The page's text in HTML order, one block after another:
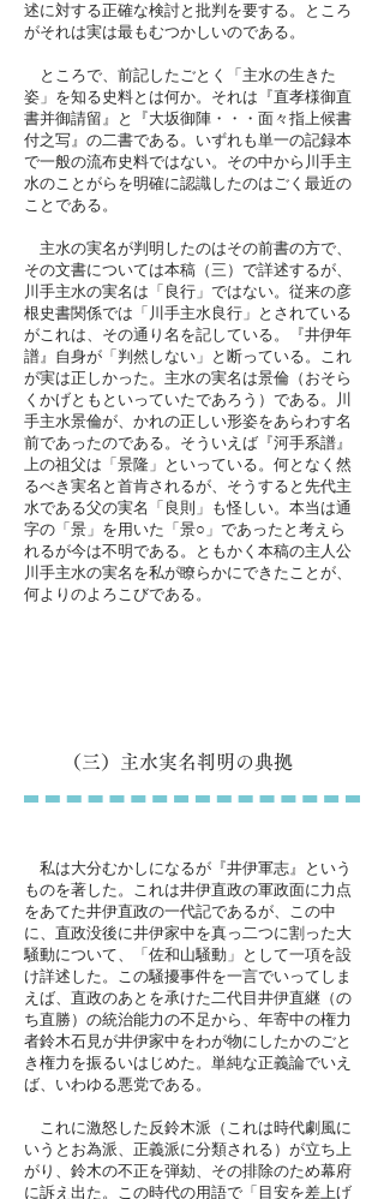
述に対する正確な検討と批判を要する。ところ
がそれは実は最もむつかしいのである。
ところで、前記したごとく「主水の生きた
姿」を知る史料とは何か。それは『直孝様御直
書并御請留』と『大坂御陣・・・面々指上候書
付之写』の二書である。いずれも単一の記録本
で一般の流布史料ではない。その中から川手主
水のことがらを明確に認識したのはごく最近の
ことである。
主水の実名が判明したのはその前書の方で、
その文書については本稿（三）で詳述するが、
川手主水の実名は「良行」ではない。従来の彦
根史書関係では「川手主水良行」とされている
がこれは、その通り名を記している。『井伊年
譜』自身が「判然しない」と断っている。これ
が実は正しかった。主水の実名は景倫（おそら
くかげともといっていたであろう）である。川
手主水景倫が、かれの正しい形姿をあらわす名
前であったのである。そういえば『河手系譜』
上の祖父は「景隆」といっている。何となく然
るべき実名と首肯されるが、そうすると先代主
水である父の実名「良則」も怪しい。本当は通
字の「景」を用いた「景○」であったと考えら
れるが今は不明である。ともかく本稿の主人公
川手主水の実名を私が瞭らかにできたことが、
何よりのよろこびである。
（三）主水実名判明の典拠
私は大分むかしになるが『井伊軍志』という
ものを著した。これは井伊直政の軍政面に力点
をあてた井伊直政の一代記であるが、この中
に、直政没後に井伊家中を真っ二つに割った大
騒動について、「佐和山騒動」として一項を設
け詳述した。この騒擾事件を一言でいってしま
えば、直政のあとを承けた二代目井伊直継（の
ち直勝）の統治能力の不足から、年寄中の権力
者鈴木石見が井伊家中をわが物にしたかのごと
き権力を振るいはじめた。単純な正義論でいえ
ば、いわゆる悪党である。
これに激怒した反鈴木派（これは時代劇風に
いうとお為派、正義派に分類される）が立ち上
がり、鈴木の不正を弾劾、その排除のため幕府
に訴え出た。この時代の用語で「目安を差上げ